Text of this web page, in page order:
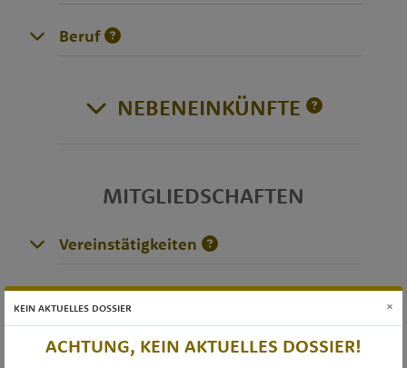
Beruf
NEBENEINKÜNFTE
MITGLIEDSCHAFTEN
Vereinstätigkeiten
KEIN AKTUELLES DOSSIER ×
ACHTUNG, KEIN AKTUELLES DOSSIER!